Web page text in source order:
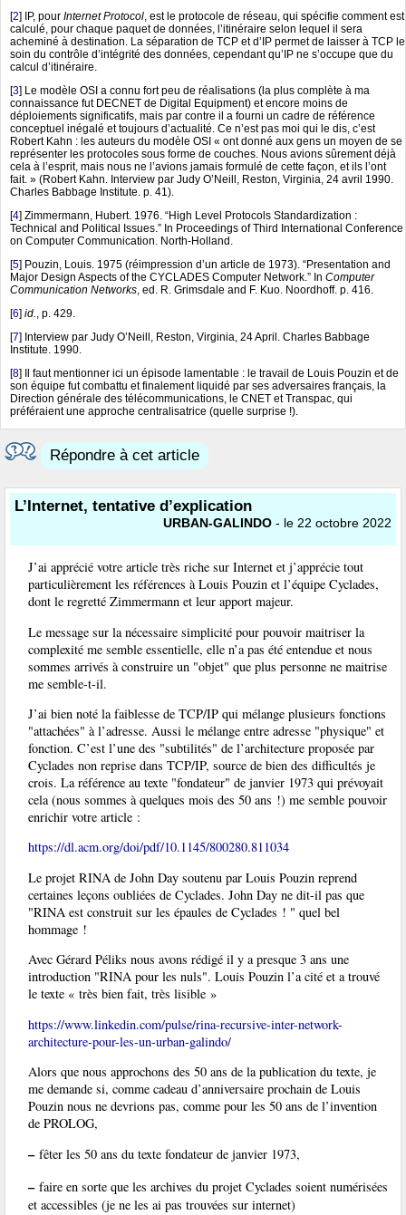
[2] IP, pour Internet Protocol , est le protocole de réseau, qui spécifie comment est
calculé, pour chaque paquet de données, l’itinéraire selon lequel il sera
acheminé à destination. La séparation de TCP et d’IP permet de laisser à TCP le
soin du contrôle d’intégrité des données, cependant qu’IP ne s’occupe que du
calcul d’itinéraire.
[3] Le modèle OSI a connu fort peu de réalisations (la plus complète à ma
connaissance fut DECNET de Digital Equipment) et encore moins de
déploiements significatifs, mais par contre il a fourni un cadre de référence
conceptuel inégalé et toujours d’actualité. Ce n’est pas moi qui le dis, c’est
Robert Kahn : les auteurs du modèle OSI « ont donné aux gens un moyen de se
représenter les protocoles sous forme de couches. Nous avions sûrement déjà
cela à l’esprit, mais nous ne l’avions jamais formulé de cette façon, et ils l’ont
fait. » (Robert Kahn. Interview par Judy O’Neill, Reston, Virginia, 24 avril 1990.
Charles Babbage Institute. p. 41).
[4] Zimmermann, Hubert. 1976. “High Level Protocols Standardization :
Technical and Political Issues.” In Proceedings of Third International Conference
on Computer Communication. North-Holland.
[5] Pouzin, Louis. 1975 (réimpression d’un article de 1973). “Presentation and
Major Design Aspects of the CYCLADES Computer Network.” In Computer
Communication Networks , ed. R. Grimsdale and F. Kuo. Noordhoff. p. 416.
[6] id.
, p. 429.
[7] Interview par Judy O’Neill, Reston, Virginia, 24 April. Charles Babbage
Institute. 1990.
[8] Il faut mentionner ici un épisode lamentable : le travail de Louis Pouzin et de
son équipe fut combattu et finalement liquidé par ses adversaires français, la
Direction générale des télécommunications, le CNET et Transpac, qui
préféraient une approche centralisatrice (quelle surprise !).
Répondre à cet article
L’Internet, tentative d’explication
URBAN-GALINDO - le 22 octobre 2022
J’ai apprécié votre article très riche sur Internet et j’apprécie tout
particulièrement les références à Louis Pouzin et l’équipe Cyclades,
dont le regretté Zimmermann et leur apport majeur.
Le message sur la nécessaire simplicité pour pouvoir maitriser la
complexité me semble essentielle, elle n’a pas été entendue et nous
sommes arrivés à construire un "objet" que plus personne ne maitrise
me semble-t-il.
J’ai bien noté la faiblesse de TCP/IP qui mélange plusieurs fonctions
"attachées" à l’adresse. Aussi le mélange entre adresse "physique" et
fonction. C’est l’une des "subtilités" de l’architecture proposée par
Cyclades non reprise dans TCP/IP, source de bien des difficultés je
crois. La référence au texte "fondateur" de janvier 1973 qui prévoyait
cela (nous sommes à quelques mois des 50 ans !) me semble pouvoir
enrichir votre article :
https://dl.acm.org/doi/pdf/10.1145/800280.811034
Le projet RINA de John Day soutenu par Louis Pouzin reprend
certaines leçons oubliées de Cyclades. John Day ne dit-il pas que
"RINA est construit sur les épaules de Cyclades ! " quel bel
hommage !
Avec Gérard Péliks nous avons rédigé il y a presque 3 ans une
introduction "RINA pour les nuls". Louis Pouzin l’a cité et a trouvé
le texte « très bien fait, très lisible »
https://www.linkedin.com/pulse/rina-recursive-inter-network-
architecture-pour-les-un-urban-galindo/
Alors que nous approchons des 50 ans de la publication du texte, je
me demande si, comme cadeau d’anniversaire prochain de Louis
Pouzin nous ne devrions pas, comme pour les 50 ans de l’invention
de PROLOG,
–fêter les 50 ans du texte fondateur de janvier 1973,
–faire en sorte que les archives du projet Cyclades soient numérisées
et accessibles (je ne les ai pas trouvées sur internet)